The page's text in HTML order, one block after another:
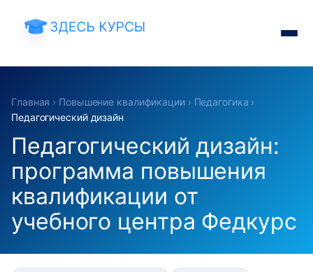
Главная › Повышение квалификации› Педагогика ›
Педагогический дизайн
Педагогический дизайн:
программа повышения
квалификации от
учебного центра Федкурс